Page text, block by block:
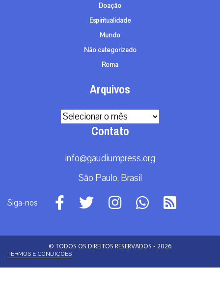
Doação
Espiritualidade
Mundo
Não categorizado
Roma
Arquivos
Arquivos
Contato
info@gaudiumpress.org
São Paulo, Brasil
Siga-nos
© TODOS OS DIREITOS RESERVADOS - 2026
TERMOS E CONDIÇÕES